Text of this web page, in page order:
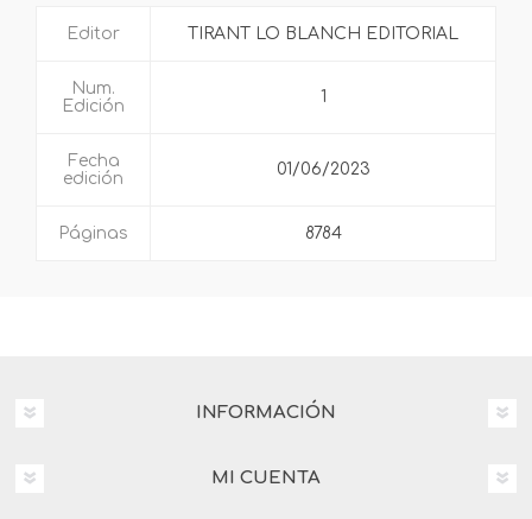
Editor TIRANT LO BLANCH EDITORIAL
Num.
Edición
1
Fecha
edición
01/06/2023
Páginas 8784
INFORMACIÓN
MI CUENTA